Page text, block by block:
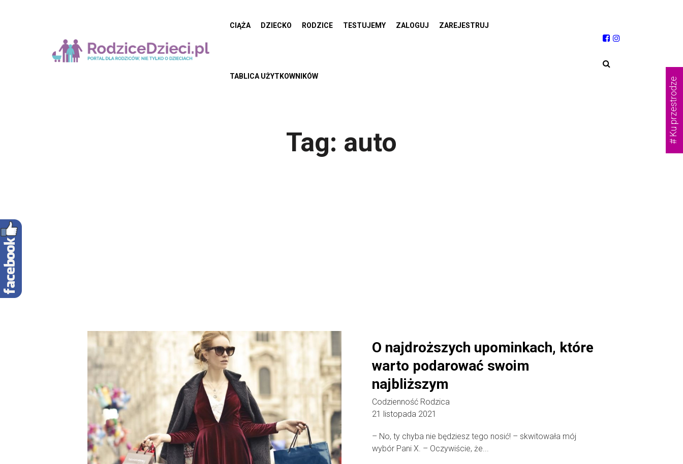
CIĄŻA DZIECKO RODZICE TESTUJEMY ZALOGUJ ZAREJESTRUJ
TABLICA UŻYTKOWNIKÓW
Tag: auto
O najdroższych upominkach, które
warto podarować swoim
najbliższym
Codzienność Rodzica
21 listopada 2021
– No, ty chyba nie będziesz tego nosić! – skwitowała mój
wybór Pani X. – Oczywiście, że...
# Ku przestrodze